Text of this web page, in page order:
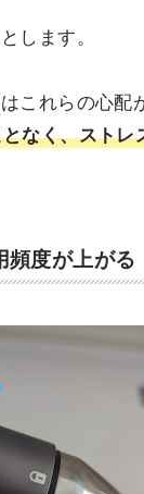
します。
これらの心配
なく、ストレ
頻度が上がる